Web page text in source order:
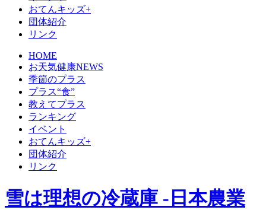
おてんキッズ+
団体紹介
リンク
HOME
お天気健康NEWS
季節のプラス
プラス“食”
教えてプラス
ランキング
イベント
おてんキッズ+
団体紹介
リンク
雪は理想の冷蔵庫 -日本農業